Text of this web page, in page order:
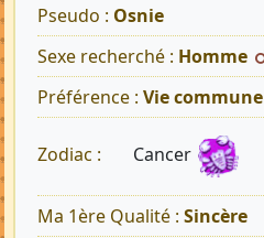
Pseudo : Osnie
Sexe recherché : Homme
Préférence : Vie commune
Zodiac : Cancer
Ma 1ère Qualité : Sincère